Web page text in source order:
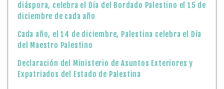
diáspora, celebra el Día del Bordado Palestino el 15 de
diciembre de cada año
Cada año, el 14 de diciembre, Palestina celebra el Día
del Maestro Palestino
Declaración del Ministerio de Asuntos Exteriores y
Expatriados del Estado de Palestina